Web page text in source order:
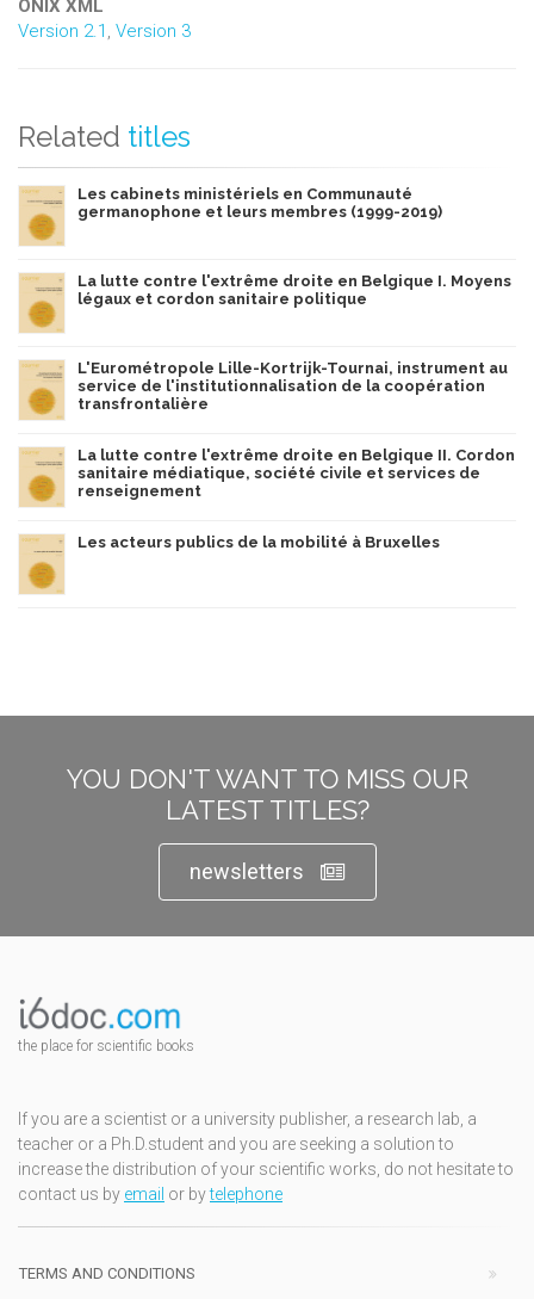
ONIX XML
Version 2.1 , Version 3
Related titles
Les cabinets ministériels en Communauté
germanophone et leurs membres (1999-2019)
La lutte contre l'extrême droite en Belgique I. Moyens
légaux et cordon sanitaire politique
L'Eurométropole Lille-Kortrijk-Tournai, instrument au
service de l'institutionnalisation de la coopération
transfrontalière
La lutte contre l'extrême droite en Belgique II. Cordon
sanitaire médiatique, société civile et services de
renseignement
Les acteurs publics de la mobilité à Bruxelles
YOU DON'T WANT TO MISS OUR
LATEST TITLES?
newsletters
the place for scientific books
If you are a scientist or a university publisher, a research lab, a
teacher or a Ph.D.student and you are seeking a solution to
increase the distribution of your scientific works, do not hesitate to
contact us by email or bytelephone
TERMS AND CONDITIONS